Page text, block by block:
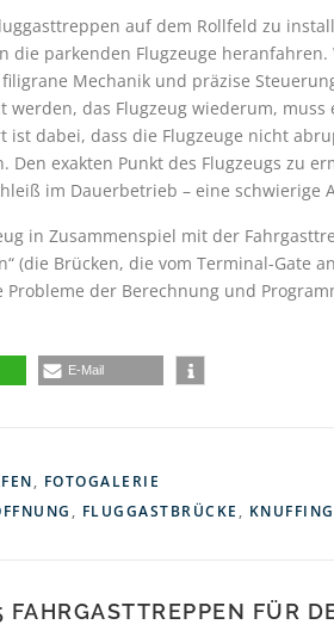
auf dem Rollfeld zu
die parkenden Flugzeuge
Mechanik und präzise
das Flugzeug wiederum, muss
ist dabei, dass die Flugzeuge nicht
Den exakten Punkt des Flugzeugs zu
im Dauerbetrieb – eine schwierige
in Zusammenspiel mit der
(die Brücken, die vom Terminal-Gate
Probleme der Berechnung und
E-Mail
, FOTOGALERIE
, FLUGGASTBRÜCKE ,
FAHRGASTTREPPEN FÜR